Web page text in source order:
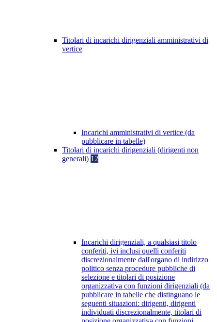
Titolari di incarichi dirigenziali amministrativi di
vertice
Incarichi amministrativi di vertice (da
pubblicare in tabelle)
Titolari di incarichi dirigenziali (dirigenti non
generali) 12
Incarichi dirigenziali, a qualsiasi titolo
conferiti, ivi inclusi quelli conferiti
discrezionalmente dall'organo di indirizzo
politico senza procedure pubbliche di
selezione e titolari di posizione
organizzativa con funzioni dirigenziali (da
pubblicare in tabelle che distinguano le
seguenti situazioni: dirigenti, dirigenti
individuati discrezionalmente, titolari di